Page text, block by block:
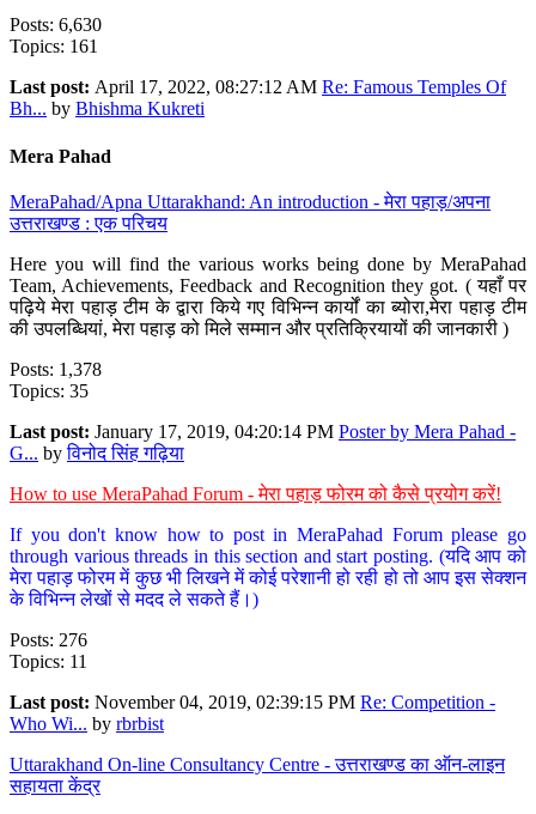
Posts: 6,630
Topics: 161
Last post: April 17, 2022, 08:27:12 AM Re: Famous Temples Of
Bh... by Bhishma Kukreti
Mera Pahad
MeraPahad/Apna Uttarakhand: An introduction - मेरा पहाड़/अपना
उत्तराखण्ड : एक परिचय
Here you will find the various works being done by MeraPahad
Team, Achievements, Feedback and Recognition they got. ( यहाँ पर
पढ़िये मेरा पहाड़ टीम के द्वारा किये गए विभिन्न कार्यों का ब्योरा,मेरा पहाड़ टीम
की उपलब्धियां, मेरा पहाड़ को मिले सम्मान और प्रतिक्रियायों की जानकारी )
Posts: 1,378
Topics: 35
Last post: January 17, 2019, 04:20:14 PM Poster by Mera Pahad -
G... byविनोद सिंह गढ़िया
How to use MeraPahad Forum - मेरा पहाड़ फोरम को कैसे प्रयोग करें!
If you don't know how to post in MeraPahad Forum please go
through various threads in this section and start posting. (यदि आप को
मेरा पहाड़ फोरम में कुछ भी लिखने में कोई परेशानी हो रही हो तो आप इस सेक्शन
के विभिन्न लेखों से मदद ले सकते हैं।)
Posts: 276
Topics: 11
Last post: November 04, 2019, 02:39:15 PM Re: Competition -
Who Wi... by rbrbist
Uttarakhand On-line Consultancy Centre - उत्तराखण्ड का ऑन-लाइन
सहायता केंद्र